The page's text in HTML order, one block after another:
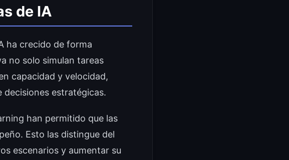
de IA
ha crecido de forma
no solo simulan tareas
capacidad y velocidad,
estratégicas.
han permitido que las
Esto las distingue del
escenarios y aumentar su